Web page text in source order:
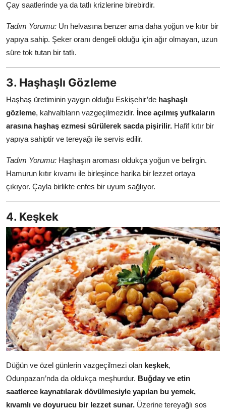
Çay saatlerinde ya da tatlı krizlerine birebirdir.
Tadım Yorumu: Un helvasına benzer ama daha yoğun ve kıtır bir
yapıya sahip. Şeker oranı dengeli olduğu için ağır olmayan, uzun
süre tok tutan bir tatlı.
3. Haşhaşlı Gözleme
Haşhaş üretiminin yaygın olduğu Eskişehir’de haşhaşlı
gözleme, kahvaltıların vazgeçilmezidir. İnce açılmış yufkaların
arasına haşhaş ezmesi sürülerek sacda pişirilir. Hafif kıtır bir
yapıya sahiptir ve tereyağı ile servis edilir.
Tadım Yorumu: Haşhaşın aroması oldukça yoğun ve belirgin.
Hamurun kıtır kıvamı ile birleşince harika bir lezzet ortaya
çıkıyor. Çayla birlikte enfes bir uyum sağlıyor.
4. Keşkek
Düğün ve özel günlerin vazgeçilmezi olan keşkek,
Odunpazarı’nda da oldukça meşhurdur. Buğday ve etin
saatlerce kaynatılarak dövülmesiyle yapılan bu yemek,
kıvamlı ve doyurucu bir lezzet sunar. Üzerine tereyağlı sos